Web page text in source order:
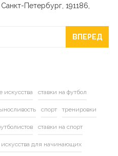
Петербург, 191186,
ВПЕРЕД
искусства ставки на футбол
спорт тренировки
ставки на спорт
для начинающих